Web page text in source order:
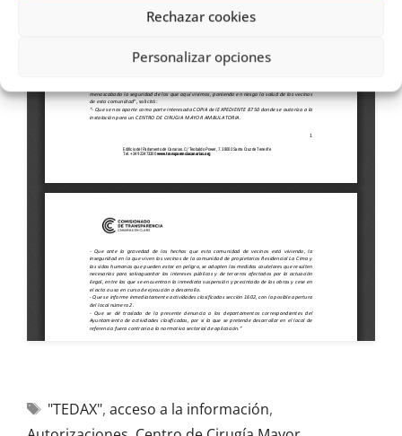
Rechazar cookies
Personalizar opciones
"TEDAX", acceso a la información,